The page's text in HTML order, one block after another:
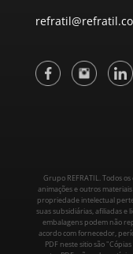
Grupo REFRATIL. Todos
animações e outros
propriedade intelectual
suas subsidiárias, afiliadas e
embalagens podem não
acordo com fornecedor,
PDF neste sitio são